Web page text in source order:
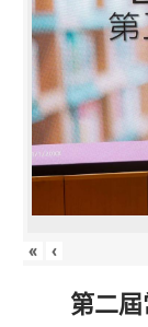
« ‹
第二